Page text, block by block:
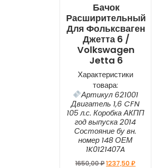
Бачок
Расширительный
Для Фольксваген
Джетта 6 /
Volkswagen
Jetta 6
Характеристики
товара:
Артикул 621001
Двигатель 1,6 CFN
105 л.с. Коробка АКПП
год выпуска 2014
Состояние бу вн.
номер 148 ОЕМ
1K0121407A
1650,00₽1237,50₽